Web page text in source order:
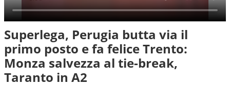
Superlega, Perugia butta via il
primo posto e fa felice Trento:
Monza salvezza al tie-break,
Taranto in A2